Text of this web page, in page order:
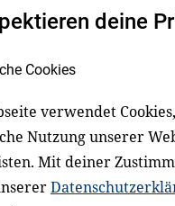
große
sowie an
und andere
Dafür
Verbänden,
deine
Cookies
verwendet
Nutzung unserer
Mit deiner